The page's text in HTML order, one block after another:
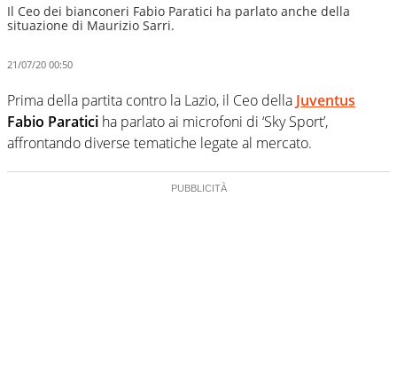
Il Ceo dei bianconeri Fabio Paratici ha parlato anche della
situazione di Maurizio Sarri.
21/07/20 00:50
Prima della partita contro la Lazio, il Ceo della Juventus
Fabio Paratici ha parlato ai microfoni di ‘Sky Sport’,
affrontando diverse tematiche legate al mercato.